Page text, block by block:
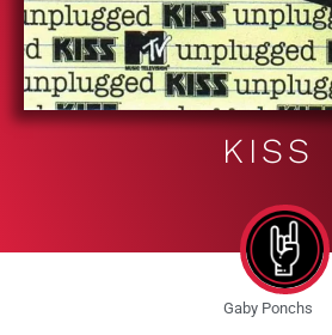
KISS
Gaby Ponchs